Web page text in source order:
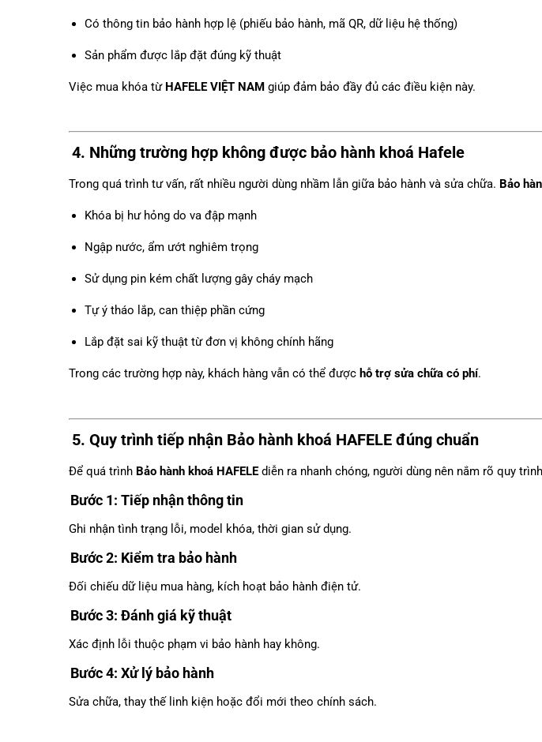
Có thông tin bảo hành hợp lệ (phiếu bảo hành, mã QR, dữ liệu hệ thống)
Sản phẩm được lắp đặt đúng kỹ thuật
Việc mua khóa từ HAFELE VIỆT NAM giúp đảm bảo đầy đủ các điều kiện này.
4. Những trường hợp không được bảo hành khoá Hafele
Trong quá trình tư vấn, rất nhiều người dùng nhầm lẫn giữa bảo hành và sửa chữa. Bảo
Khóa bị hư hỏng do va đập mạnh
Ngập nước, ẩm ướt nghiêm trọng
Sử dụng pin kém chất lượng gây cháy mạch
Tự ý tháo lắp, can thiệp phần cứng
Lắp đặt sai kỹ thuật từ đơn vị không chính hãng
Trong các trường hợp này, khách hàng vẫn có thể được hỗ trợ sửa chữa có phí.
5. Quy trình tiếp nhận Bảo hành khoá HAFELE đúng chuẩn
Để quá trình Bảo hành khoá HAFELEdiễn ra nhanh chóng, người dùng nên nắm rõ quy
Bước 1: Tiếp nhận thông tin
Ghi nhận tình trạng lỗi, model khóa, thời gian sử dụng.
Bước 2: Kiểm tra bảo hành
Đối chiếu dữ liệu mua hàng, kích hoạt bảo hành điện tử.
Bước 3: Đánh giá kỹ thuật
Xác định lỗi thuộc phạm vi bảo hành hay không.
Bước 4: Xử lý bảo hành
Sửa chữa, thay thế linh kiện hoặc đổi mới theo chính sách.